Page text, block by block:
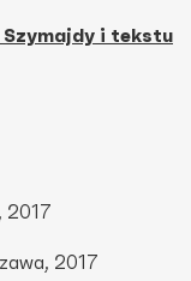
Szymajdy i tekstu
2017
2017